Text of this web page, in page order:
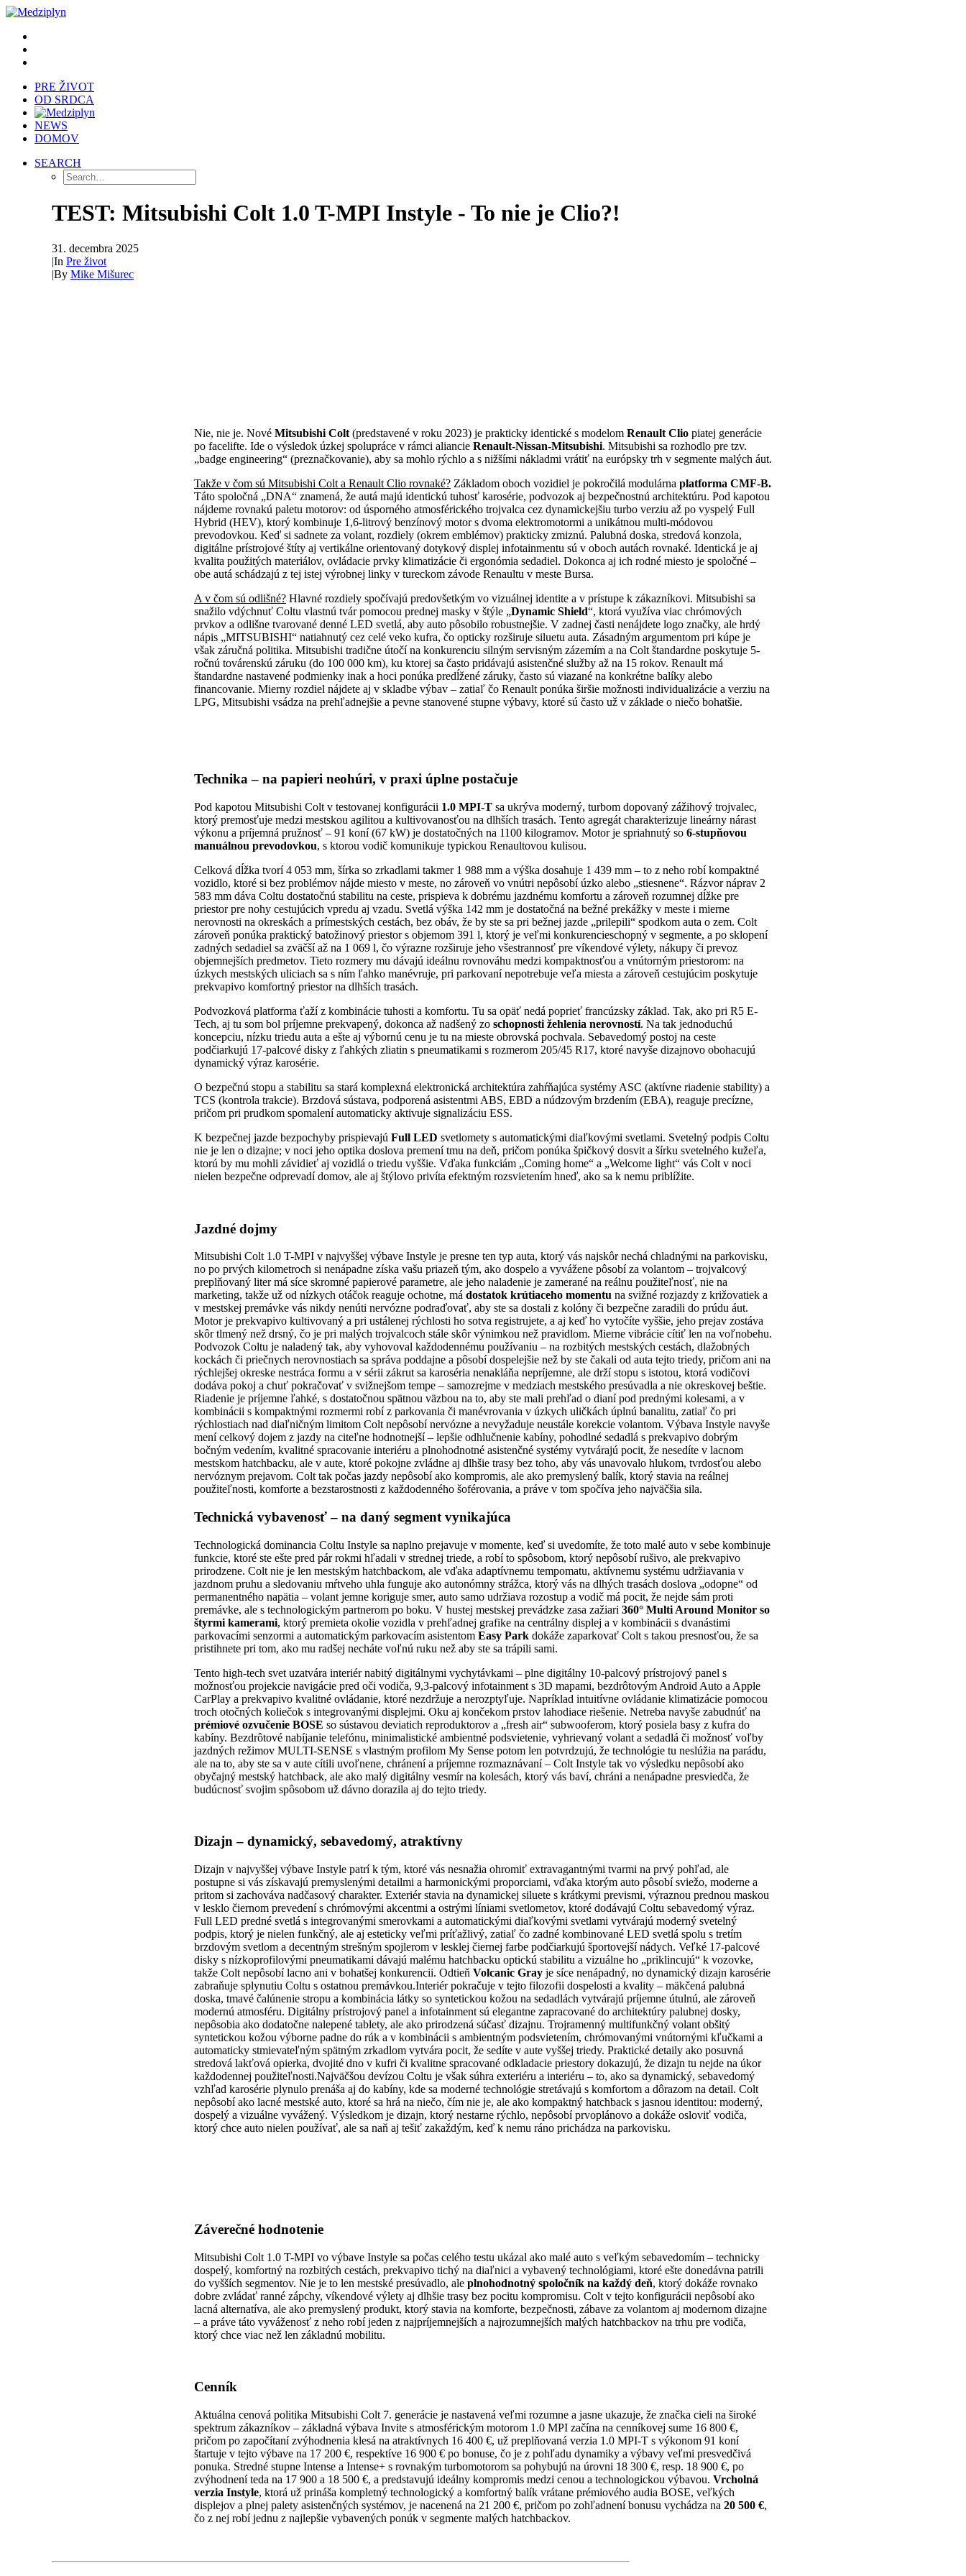
PRE ŽIVOT
OD SRDCA
NEWS
DOMOV
SEARCH
TEST: Mitsubishi Colt 1.0 T-MPI Instyle - To nie je Clio?!
31. decembra 2025
|In Pre život
|By Mike Mišurec
Nie, nie je. Nové Mitsubishi Colt(predstavené v roku 2023) je prakticky identické s modelom Renault Clio piatej generácie
po facelifte. Ide o výsledok úzkej spolupráce v rámci aliancie Renault-Nissan-Mitsubishi. Mitsubishi sa rozhodlo pre tzv.
„badge engineering“ (preznačkovanie), aby sa mohlo rýchlo a s nižšími nákladmi vrátiť na európsky trh v segmente malých áut.
Takže v čom sú Mitsubishi Colt a Renault Clio rovnaké? Základom oboch vozidiel je pokročilá modulárna platforma CMF-B.
Táto spoločná „DNA“ znamená, že autá majú identickú tuhosť karosérie, podvozok aj bezpečnostnú architektúru. Pod kapotou
nájdeme rovnakú paletu motorov: od úsporného atmosférického trojvalca cez dynamickejšiu turbo verziu až po vyspelý Full
Hybrid (HEV), ktorý kombinuje 1,6-litrový benzínový motor s dvoma elektromotormi a unikátnou multi-módovou
prevodovkou. Keď si sadnete za volant, rozdiely (okrem emblémov) prakticky zmiznú. Palubná doska, stredová konzola,
digitálne prístrojové štíty aj vertikálne orientovaný dotykový displej infotainmentu sú v oboch autách rovnaké. Identická je aj
kvalita použitých materiálov, ovládacie prvky klimatizácie či ergonómia sedadiel. Dokonca aj ich rodné miesto je spoločné –
obe autá schádzajú z tej istej výrobnej linky v tureckom závode Renaultu v meste Bursa.
A v čom sú odlišné? Hlavné rozdiely spočívajú predovšetkým vo vizuálnej identite a v prístupe k zákazníkovi. Mitsubishi sa
snažilo vdýchnuť Coltu vlastnú tvár pomocou prednej masky v štýle „Dynamic Shield“, ktorá využíva viac chrómových
prvkov a odlišne tvarované denné LED svetlá, aby auto pôsobilo robustnejšie. V zadnej časti nenájdete logo značky, ale hrdý
nápis „MITSUBISHI“ natiahnutý cez celé veko kufra, čo opticky rozširuje siluetu auta. Zásadným argumentom pri kúpe je
však záručná politika. Mitsubishi tradične útočí na konkurenciu silným servisným zázemím a na Colt štandardne poskytuje 5-
ročnú továrenskú záruku (do 100 000 km), ku ktorej sa často pridávajú asistenčné služby až na 15 rokov. Renault má
štandardne nastavené podmienky inak a hoci ponúka predĺžené záruky, často sú viazané na konkrétne balíky alebo
financovanie. Mierny rozdiel nájdete aj v skladbe výbav – zatiaľ čo Renault ponúka širšie možnosti individualizácie a verziu na
LPG, Mitsubishi vsádza na prehľadnejšie a pevne stanovené stupne výbavy, ktoré sú často už v základe o niečo bohatšie.
Technika – na papieri neohúri, v praxi úplne postačuje
Pod kapotou Mitsubishi Colt v testovanej konfigurácii 1.0 MPI-T sa ukrýva moderný, turbom dopovaný zážihový trojvalec,
ktorý premosťuje medzi mestskou agilitou a kultivovanosťou na dlhších trasách. Tento agregát charakterizuje lineárny nárast
výkonu a príjemná pružnosť – 91 koní (67 kW) je dostatočných na 1100 kilogramov. Motor je spriahnutý so 6-stupňovou
manuálnou prevodovkou, s ktorou vodič komunikuje typickou Renaultovou kulisou.
Celková dĺžka tvorí 4 053 mm, šírka so zrkadlami takmer 1 988 mm a výška dosahuje 1 439 mm – to z neho robí kompaktné
vozidlo, ktoré si bez problémov nájde miesto v meste, no zároveň vo vnútri nepôsobí úzko alebo „stiesnene“. Rázvor náprav 2
583 mm dáva Coltu dostatočnú stabilitu na ceste, prispieva k dobrému jazdnému komfortu a zároveň rozumnej dĺžke pre
priestor pre nohy cestujúcich vpredu aj vzadu. Svetlá výška 142 mm je dostatočná na bežné prekážky v meste i mierne
nerovnosti na okreskách a prímestských cestách, bez obáv, že by ste sa pri bežnej jazde „prilepili“ spodkom auta o zem. Colt
zároveň ponúka praktický batožinový priestor s objemom 391 l, ktorý je veľmi konkurencieschopný v segmente, a po sklopení
zadných sedadiel sa zväčší až na 1 069 l, čo výrazne rozširuje jeho všestrannosť pre víkendové výlety, nákupy či prevoz
objemnejších predmetov. Tieto rozmery mu dávajú ideálnu rovnováhu medzi kompaktnosťou a vnútorným priestorom: na
úzkych mestských uliciach sa s ním ľahko manévruje, pri parkovaní nepotrebuje veľa miesta a zároveň cestujúcim poskytuje
prekvapivo komfortný priestor na dlhších trasách.
Podvozková platforma ťaží z kombinácie tuhosti a komfortu. Tu sa opäť nedá poprieť francúzsky základ. Tak, ako pri R5 E-
Tech, aj tu som bol príjemne prekvapený, dokonca až nadšený zo schopnosti žehlenia nerovností. Na tak jednoduchú
koncepciu, nízku triedu auta a ešte aj výbornú cenu je tu na mieste obrovská pochvala. Sebavedomý postoj na ceste
podčiarkujú 17-palcové disky z ľahkých zliatin s pneumatikami s rozmerom 205/45 R17, ktoré navyše dizajnovo obohacujú
dynamický výraz karosérie.
O bezpečnú stopu a stabilitu sa stará komplexná elektronická architektúra zahŕňajúca systémy ASC (aktívne riadenie stability) a
TCS (kontrola trakcie). Brzdová sústava, podporená asistentmi ABS, EBD a núdzovým brzdením (EBA), reaguje precízne,
pričom pri prudkom spomalení automaticky aktivuje signalizáciu ESS.
K bezpečnej jazde bezpochyby prispievajú Full LED svetlomety s automatickými diaľkovými svetlami. Svetelný podpis Coltu
nie je len o dizajne; v noci jeho optika doslova premení tmu na deň, pričom ponúka špičkový dosvit a šírku svetelného kužeľa,
ktorú by mu mohli závidieť aj vozidlá o triedu vyššie. Vďaka funkciám „Coming home“ a „Welcome light“ vás Colt v noci
nielen bezpečne odprevadí domov, ale aj štýlovo privíta efektným rozsvietením hneď, ako sa k nemu priblížite.
Jazdné dojmy
Mitsubishi Colt 1.0 T-MPI v najvyššej výbave Instyle je presne ten typ auta, ktorý vás najskôr nechá chladnými na parkovisku,
no po prvých kilometroch si nenápadne získa vašu priazeň tým, ako dospelo a vyvážene pôsobí za volantom – trojvalcový
preplňovaný liter má síce skromné papierové parametre, ale jeho naladenie je zamerané na reálnu použiteľnosť, nie na
marketing, takže už od nízkych otáčok reaguje ochotne, má dostatok krútiaceho momentu na svižné rozjazdy z križovatiek a
v mestskej premávke vás nikdy nenúti nervózne podraďovať, aby ste sa dostali z kolóny či bezpečne zaradili do prúdu áut.
Motor je prekvapivo kultivovaný a pri ustálenej rýchlosti ho sotva registrujete, a aj keď ho vytočíte vyššie, jeho prejav zostáva
skôr tlmený než drsný, čo je pri malých trojvalcoch stále skôr výnimkou než pravidlom. Mierne vibrácie cítiť len na voľnobehu.
Podvozok Coltu je naladený tak, aby vyhovoval každodennému používaniu – na rozbitých mestských cestách, dlažobných
kockách či priečnych nerovnostiach sa správa poddajne a pôsobí dospelejšie než by ste čakali od auta tejto triedy, pričom ani na
rýchlejšej okreske nestráca formu a v sérii zákrut sa karoséria nenakláňa nepríjemne, ale drží stopu s istotou, ktorá vodičovi
dodáva pokoj a chuť pokračovať v svižnejšom tempe – samozrejme v medziach mestského presúvadla a nie okreskovej beštie.
Riadenie je príjemne ľahké, s dostatočnou spätnou väzbou na to, aby ste mali prehľad o dianí pod prednými kolesami, a v
kombinácii s kompaktnými rozmermi robí z parkovania či manévrovania v úzkych uličkách úplnú banalitu, zatiaľ čo pri
rýchlostiach nad diaľničným limitom Colt nepôsobí nervózne a nevyžaduje neustále korekcie volantom. Výbava Instyle navyše
mení celkový dojem z jazdy na citeľne hodnotnejší – lepšie odhlučnenie kabíny, pohodlné sedadlá s prekvapivo dobrým
bočným vedením, kvalitné spracovanie interiéru a plnohodnotné asistenčné systémy vytvárajú pocit, že nesedíte v lacnom
mestskom hatchbacku, ale v aute, ktoré pokojne zvládne aj dlhšie trasy bez toho, aby vás unavovalo hlukom, tvrdosťou alebo
nervóznym prejavom. Colt tak počas jazdy nepôsobí ako kompromis, ale ako premyslený balík, ktorý stavia na reálnej
použiteľnosti, komforte a bezstarostnosti z každodenného šoférovania, a práve v tom spočíva jeho najväčšia sila.
Technická vybavenosť – na daný segment vynikajúca
Technologická dominancia Coltu Instyle sa naplno prejavuje v momente, keď si uvedomíte, že toto malé auto v sebe kombinuje
funkcie, ktoré ste ešte pred pár rokmi hľadali v strednej triede, a robí to spôsobom, ktorý nepôsobí rušivo, ale prekvapivo
prirodzene. Colt nie je len mestským hatchbackom, ale vďaka adaptívnemu tempomatu, aktívnemu systému udržiavania v
jazdnom pruhu a sledovaniu mŕtveho uhla funguje ako autonómny strážca, ktorý vás na dlhých trasách doslova „odopne“ od
permanentného napätia – volant jemne koriguje smer, auto samo udržiava rozostup a vodič má pocit, že nejde sám proti
premávke, ale s technologickým partnerom po boku. V hustej mestskej prevádzke zasa zažiari 360° Multi Around Monitor so
štyrmi kamerami, ktorý premieta okolie vozidla v prehľadnej grafike na centrálny displej a v kombinácii s dvanástimi
parkovacími senzormi a automatickým parkovacím asistentom Easy Park dokáže zaparkovať Colt s takou presnosťou, že sa
pristihnete pri tom, ako mu radšej necháte voľnú ruku než aby ste sa trápili sami.
Tento high-tech svet uzatvára interiér nabitý digitálnymi vychytávkami – plne digitálny 10-palcový prístrojový panel s
možnosťou projekcie navigácie pred oči vodiča, 9,3-palcový infotainment s 3D mapami, bezdrôtovým Android Auto a Apple
CarPlay a prekvapivo kvalitné ovládanie, ktoré nezdržuje a nerozptyľuje. Napríklad intuitívne ovládanie klimatizácie pomocou
troch otočných koliečok s integrovanými displejmi. Oku aj končekom prstov lahodiace riešenie. Netreba navyše zabudnúť na
prémiové ozvučenie BOSE so sústavou deviatich reproduktorov a „fresh air“ subwooferom, ktorý posiela basy z kufra do
kabíny. Bezdrôtové nabíjanie telefónu, minimalistické ambientné podsvietenie, vyhrievaný volant a sedadlá či možnosť voľby
jazdných režimov MULTI-SENSE s vlastným profilom My Sense potom len potvrdzujú, že technológie tu neslúžia na parádu,
ale na to, aby ste sa v aute cítili uvoľnene, chránení a príjemne rozmaznávaní – Colt Instyle tak vo výsledku nepôsobí ako
obyčajný mestský hatchback, ale ako malý digitálny vesmír na kolesách, ktorý vás baví, chráni a nenápadne presviedča, že
budúcnosť svojim spôsobom už dávno dorazila aj do tejto triedy.
Dizajn – dynamický, sebavedomý, atraktívny
Dizajn v najvyššej výbave Instyle patrí k tým, ktoré vás nesnažia ohromiť extravagantnými tvarmi na prvý pohľad, ale
postupne si vás získavajú premyslenými detailmi a harmonickými proporciami, vďaka ktorým auto pôsobí sviežo, moderne a
pritom si zachováva nadčasový charakter. Exteriér stavia na dynamickej siluete s krátkymi prevismi, výraznou prednou maskou
v lesklo čiernom prevedení s chrómovými akcentmi a ostrými líniami svetlometov, ktoré dodávajú Coltu sebavedomý výraz.
Full LED predné svetlá s integrovanými smerovkami a automatickými diaľkovými svetlami vytvárajú moderný svetelný
podpis, ktorý je nielen funkčný, ale aj esteticky veľmi príťažlivý, zatiaľ čo zadné kombinované LED svetlá spolu s tretím
brzdovým svetlom a decentným strešným spojlerom v lesklej čiernej farbe podčiarkujú športovejší nádych. Veľké 17-palcové
disky s nízkoprofilovými pneumatikami dávajú malému hatchbacku optickú stabilitu a vizuálne ho „priklincujú“ k vozovke,
takže Colt nepôsobí lacno ani v bohatšej konkurencii. Odtieň Volcanic Gray je síce nenápadný, no dynamický dizajn karosérie
zabraňuje splynutiu Coltu s ostatnou premávkou.Interiér pokračuje v tejto filozofii dospelosti a kvality – mäkčená palubná
doska, tmavé čalúnenie stropu a kombinácia látky so syntetickou kožou na sedadlách vytvárajú príjemne útulnú, ale zároveň
modernú atmosféru. Digitálny prístrojový panel a infotainment sú elegantne zapracované do architektúry palubnej dosky,
nepôsobia ako dodatočne nalepené tablety, ale ako prirodzená súčasť dizajnu. Trojramenný multifunkčný volant obšitý
syntetickou kožou výborne padne do rúk a v kombinácii s ambientným podsvietením, chrómovanými vnútornými kľučkami a
automaticky stmievateľným spätným zrkadlom vytvára pocit, že sedíte v aute vyššej triedy. Praktické detaily ako posuvná
stredová lakťová opierka, dvojité dno v kufri či kvalitne spracované odkladacie priestory dokazujú, že dizajn tu nejde na úkor
každodennej použiteľnosti.Najväčšou devízou Coltu je však súhra exteriéru a interiéru – to, ako sa dynamický, sebavedomý
vzhľad karosérie plynulo prenáša aj do kabíny, kde sa moderné technológie stretávajú s komfortom a dôrazom na detail. Colt
nepôsobí ako lacné mestské auto, ktoré sa hrá na niečo, čím nie je, ale ako kompaktný hatchback s jasnou identitou: moderný,
dospelý a vizuálne vyvážený. Výsledkom je dizajn, ktorý nestarne rýchlo, nepôsobí prvoplánovo a dokáže osloviť vodiča,
ktorý chce auto nielen používať, ale sa naň aj tešiť zakaždým, keď k nemu ráno prichádza na parkovisku.
Záverečné hodnotenie
Mitsubishi Colt 1.0 T-MPI vo výbave Instyle sa počas celého testu ukázal ako malé auto s veľkým sebavedomím – technicky
dospelý, komfortný na rozbitých cestách, prekvapivo tichý na diaľnici a vybavený technológiami, ktoré ešte donedávna patrili
do vyšších segmentov. Nie je to len mestské presúvadlo, ale plnohodnotný spoločník na každý deň, ktorý dokáže rovnako
dobre zvládať ranné zápchy, víkendové výlety aj dlhšie trasy bez pocitu kompromisu. Colt v tejto konfigurácii nepôsobí ako
lacná alternatíva, ale ako premyslený produkt, ktorý stavia na komforte, bezpečnosti, zábave za volantom aj modernom dizajne
– a práve táto vyváženosť z neho robí jeden z najpríjemnejších a najrozumnejších malých hatchbackov na trhu pre vodiča,
ktorý chce viac než len základnú mobilitu.
Cenník
Aktuálna cenová politika Mitsubishi Colt 7. generácie je nastavená veľmi rozumne a jasne ukazuje, že značka cieli na široké
spektrum zákazníkov – základná výbava Invite s atmosférickým motorom 1.0 MPI začína na cenníkovej sume 16 800 €,
pričom po započítaní zvýhodnenia klesá na atraktívnych 16 400 €, už preplňovaná verzia 1.0 MPI-T s výkonom 91 koní
štartuje v tejto výbave na 17 200 €, respektíve 16 900 € po bonuse, čo je z pohľadu dynamiky a výbavy veľmi presvedčivá
ponuka. Stredné stupne Intense a Intense+ s rovnakým turbomotorom sa pohybujú na úrovni 18 300 €, resp. 18 900 €, po
zvýhodnení teda na 17 900 a 18 500 €, a predstavujú ideálny kompromis medzi cenou a technologickou výbavou. Vrcholná
verzia Instyle, ktorá už prináša kompletný technologický a komfortný balík vrátane prémiového audia BOSE, veľkých
displejov a plnej palety asistenčných systémov, je nacenená na 21 200 €, pričom po zohľadnení bonusu vychádza na 20 500 €,
čo z nej robí jednu z najlepšie vybavených ponúk v segmente malých hatchbackov.